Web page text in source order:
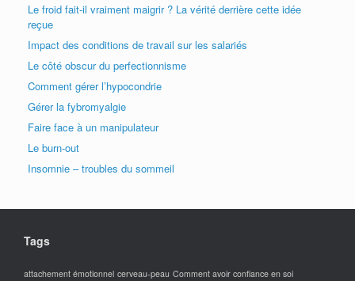
Le froid fait-il vraiment maigrir ? La vérité derrière cette idée
reçue
Impact des conditions de travail sur les salariés
Le côté obscur du perfectionnisme
Comment gérer l’hypocondrie
Gérer la fybromyalgie
Faire face à un manipulateur
Le burn-out
Insomnie – troubles du sommeil
Tags
attachement émotionnel cerveau-peau Comment avoir confiance en soi